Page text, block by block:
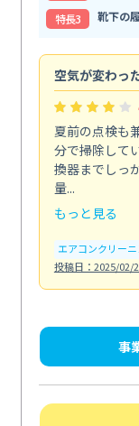
特⻑3
靴下の
空気が変わっ
夏前の点検も
分で掃除して
換器までしっ
量...
もっと見る
エアコンクリー
投稿日：2025/02/
事